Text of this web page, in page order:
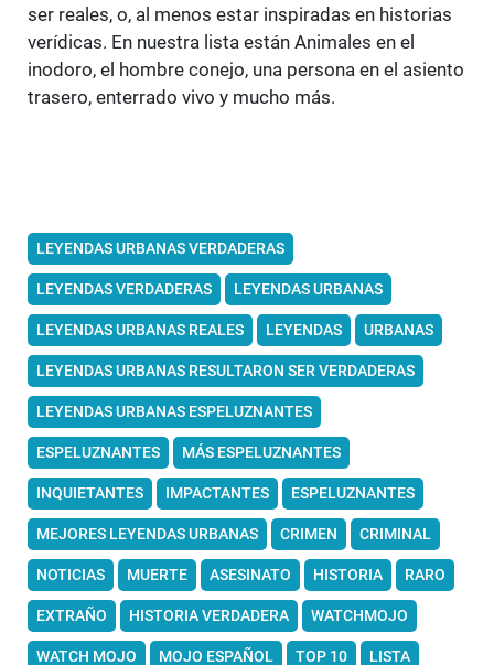
ser reales, o, al menos estar inspiradas en historias
verídicas. En nuestra lista están Animales en el
inodoro, el hombre conejo, una persona en el asiento
trasero, enterrado vivo y mucho más.
LEYENDAS URBANAS VERDADERAS
LEYENDAS VERDADERAS LEYENDAS URBANAS
LEYENDAS URBANAS REALES LEYENDAS URBANAS
LEYENDAS URBANAS RESULTARON SER VERDADERAS
LEYENDAS URBANAS ESPELUZNANTES
ESPELUZNANTES MÁS ESPELUZNANTES
INQUIETANTES IMPACTANTES ESPELUZNANTES
MEJORES LEYENDAS URBANAS CRIMEN CRIMINAL
NOTICIAS MUERTE ASESINATO HISTORIA RARO
EXTRAÑO HISTORIA VERDADERA WATCHMOJO
WATCH MOJO MOJO ESPAÑOL TOP 10 LISTA